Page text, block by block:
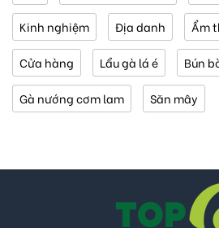
Kinh nghiệm Địa danh Ẩm
Cửa hàng Lẩu gà lá é Bún
Gà nướng cơm lam Săn mây